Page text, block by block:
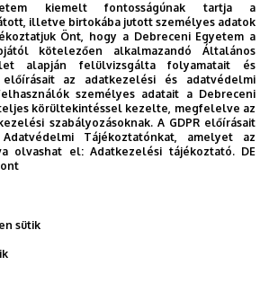
kiemelt fontosságúnak tartja a
illetve birtokába jutott személyes adatok
Önt, hogy a Debreceni Egyetem a
kötelezően alkalmazandó Általános
alapján felülvizsgálta folyamatait és
az adatkezelési és adatvédelmi
személyes adatait a Debreceni
körültekintéssel kezelte, megfelelve az
szabályozásoknak. A GDPR előírásait
Tájékoztatónkat, amelyet az
olvashat el:Adatkezelési tájékoztató. DE
sütik